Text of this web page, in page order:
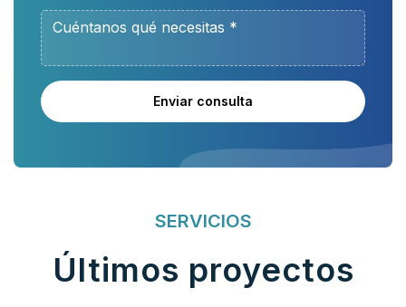
Enviar consulta
SERVICIOS
Últimos proyectos